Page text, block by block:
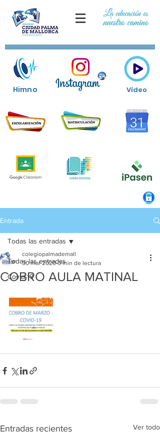
Himno Vídeo
Entrada
Todas las entradas
Covid-19
Todas las entradas
COBRO AULA MATINAL
colegiopalmademall
30 mar 2020 0 min de lectura
Entradas recientes Ver todo